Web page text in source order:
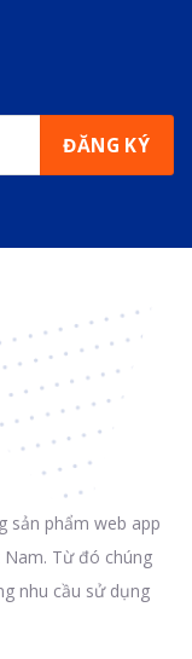
sản phẩm web app
Từ đó chúng
nhu cầu sử dụng